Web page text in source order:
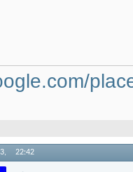
22:42